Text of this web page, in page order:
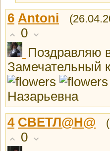
6 Antoni
0
Поздравляю
Замечательный
Назарьевна
4 СВEТЛ@Н@
0